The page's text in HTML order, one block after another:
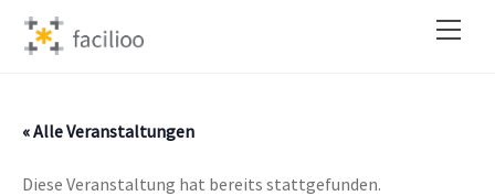
Skip
« Alle Veranstaltungen
Diese Veranstaltung hat bereits stattgefunden.